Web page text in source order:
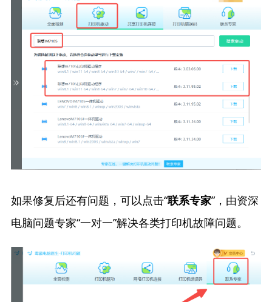
如果修复后还有问题，可以点击“联系专家”，由资深
电脑问题专家“一对一”解决各类打印机故障问题。